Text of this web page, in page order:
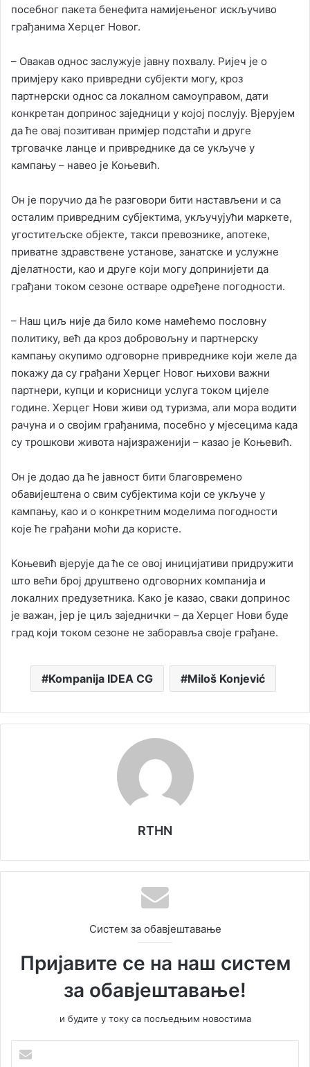
посебног пакета бенефита намијењеног искључиво
грађанима Херцег Новог.
– Овакав однос заслужује јавну похвалу. Ријеч је о
примјеру како привредни субјекти могу, кроз
партнерски однос са локалном самоуправом, дати
конкретан допринос заједници у којој послују. Вјерујем
да ће овај позитиван примјер подстаћи и друге
трговачке ланце и привреднике да се укључе у
кампању – навео је Коњевић.
Он је поручио да ће разговори бити настављени и са
осталим привредним субјектима, укључујући маркете,
угоститељске објекте, такси превознике, апотеке,
приватне здравствене установе, занатске и услужне
дјелатности, као и друге који могу допринијети да
грађани током сезоне остваре одређене погодности.
– Наш циљ није да било коме намећемо пословну
политику, већ да кроз добровољну и партнерску
кампању окупимо одговорне привреднике који желе да
покажу да су грађани Херцег Новог њихови важни
партнери, купци и корисници услуга током цијеле
године. Херцег Нови живи од туризма, али мора водити
рачуна и о својим грађанима, посебно у мјесецима када
су трошкови живота најизраженији – казао је Коњевић.
Он је додао да ће јавност бити благовремено
обавијештена о свим субјектима који се укључе у
кампању, као и о конкретним моделима погодности
које ће грађани моћи да користе.
Коњевић вјерује да ће се овој иницијативи придружити
што већи број друштвено одговорних компанија и
локалних предузетника. Како је казао, сваки допринос
је важан, јер је циљ заједнички – да Херцег Нови буде
град који током сезоне не заборавља своје грађане.
Kompanija IDEA CG Miloš Konjević
RTHN
Систем за обавјештавање
Пријавите се на наш систем
за обавјештавање!
и будите у току са посљедњим новостима